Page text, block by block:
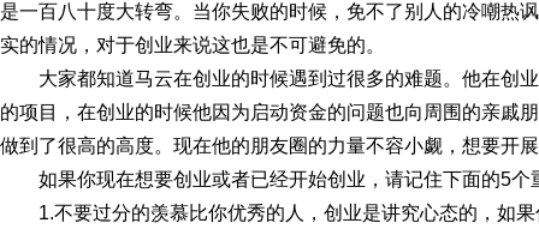
是一百八十度大转弯。当你失败的时候，免不了别人的冷嘲热
实的情况，对于创业来说这也是不可避免的。
大家都知道马云在创业的时候遇到过很多的难题。他在创
的项目，在创业的时候他因为启动资金的问题也向周围的亲戚
做到了很高的高度。现在他的朋友圈的力量不容小觑，想要开
如果你现在想要创业或者已经开始创业，请记住下面的5
1.不要过分的羡慕比你优秀的人，创业是讲究心态的，如